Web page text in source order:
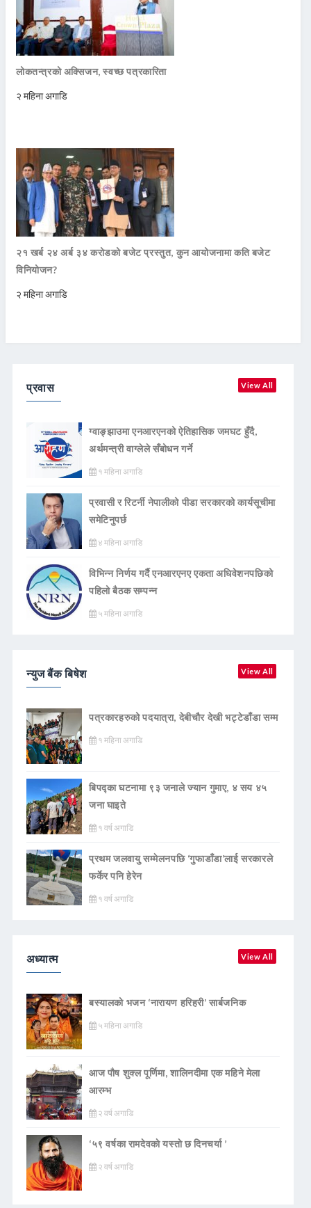
लोकतन्त्रको अक्सिजन, स्वच्छ पत्रकारिता
२ महिना अगाडि
२१ खर्ब २४ अर्ब ३४ करोडको बजेट प्रस्तुत, कुन आयोजनामा कति बजेट
विनियोजन?
२ महिना अगाडि
प्रवास View All
ग्वाङ्झाउमा एनआरएनको ऐतिहासिक जमघट हुँदै,
अर्थमन्त्री वाग्लेले सँबोधन गर्ने
१ महिना अगाडि
प्रवासी र रिटर्नी नेपालीको पीडा सरकारको कार्यसूचीमा
समेटिनुपर्छ
४ महिना अगाडि
विभिन्न निर्णय गर्दै एनआरएनए एकता अधिवेशनपछिको
पहिलो बैठक सम्पन्न
५ महिना अगाडि
न्युज बैंक बिषेश View All
पत्रकारहरुको पदयात्रा, देबीचौर देखी भट्टेडाँडा सम्म
१ महिना अगाडि
बिपद्का घटनामा ९३ जनाले ज्यान गुमाए, ४ सय ४५
जना घाइते
१ वर्ष अगाडि
प्रथम जलवायु सम्मेलनपछि ‘गुफाडाँडा’लाई सरकारले
फर्केर पनि हेरेन
१ वर्ष अगाडि
अध्यात्म View All
बस्यालको भजन ‘नारायण हरिहरी’ सार्बजनिक
५ महिना अगाडि
आज पौष शुक्ल पूर्णिमा, शालिनदीमा एक महिने मेला
आरम्भ
२ वर्ष अगाडि
‘५९ वर्षका रामदेवकाे यस्ताे छ दिनचर्या ’
२ वर्ष अगाडि